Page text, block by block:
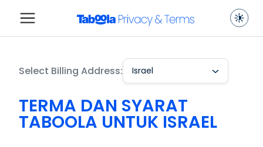
Select Billing Address: Israel
TERMA DAN SYARAT
TABOOLA UNTUK ISRAEL